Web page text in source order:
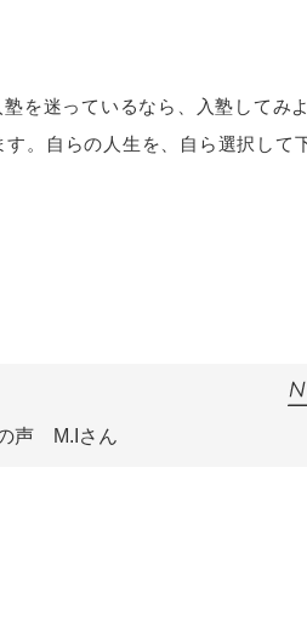
を迷っているなら、入塾してみ
。自らの人生を、自ら選択して
声 M.Iさん